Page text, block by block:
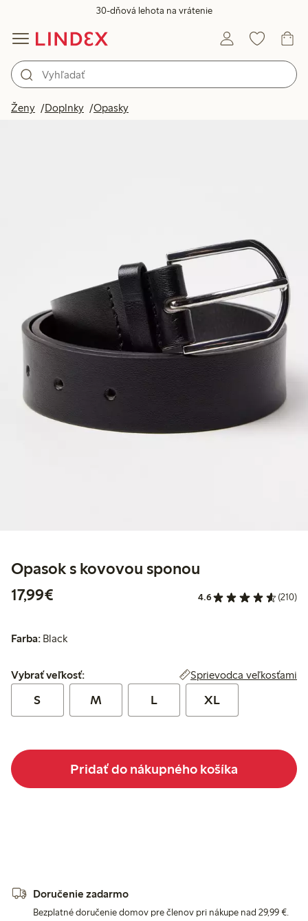
30-dňová lehota na vrátenie
Ženy Doplnky Opasky
Opasok s kovovou sponou
17,99€
4.6 (210)
Farba: Black
Vybrať veľkosť:
Vybrať veľkosť: Sprievodca veľkosťami
S M L XL
Pridať do nákupného košíka
Doručenie zadarmo
Bezplatné doručenie domov pre členov pri nákupe nad 29,99 €.